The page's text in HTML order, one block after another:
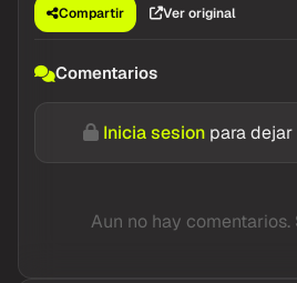
Compartir Ver original
Comentarios
Inicia sesion para
Aun no hay comentarios.